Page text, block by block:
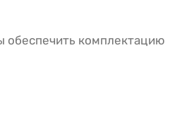
обеспечить комплектацию